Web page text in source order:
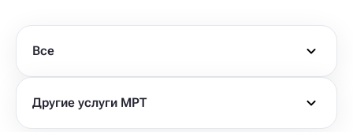
Все
Другие услуги МРТ